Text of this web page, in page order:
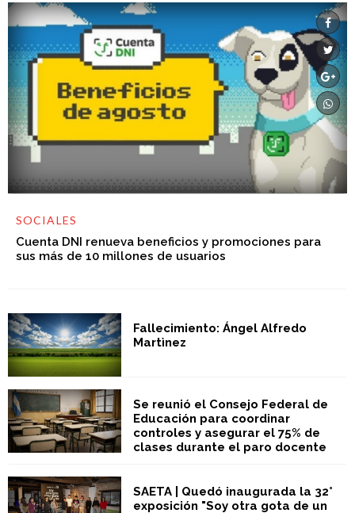
SOCIALES
Cuenta DNI renueva beneficios y promociones para
sus más de 10 millones de usuarios
Fallecimiento: Ángel Alfredo
Martìnez
Se reunió el Consejo Federal de
Educación para coordinar
controles y asegurar el 75% de
clases durante el paro docente
SAETA | Quedó inaugurada la 32°
exposición "Soy otra gota de un